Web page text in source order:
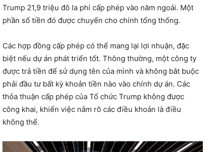
Trump 21,9 triệu đô la phí cấp phép vào năm ngoái. Một
phần số tiền đó được chuyển cho chính tổng thống.
Các hợp đồng cấp phép có thể mang lại lợi nhuận, đặc
biệt nếu dự án phát triển tốt. Thông thường, một công ty
được trả tiền để sử dụng tên của mình và không bắt buộc
phải đầu tư bất kỳ khoản tiền nào vào chính dự án. Các
thỏa thuận cấp phép của Tổ chức Trump không được
công khai, khiến việc nắm rõ các điều khoản là điều
không thể.